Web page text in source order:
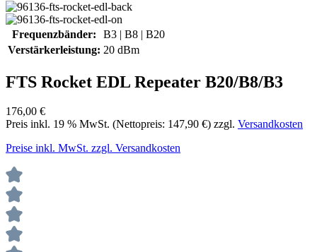
Frequenzbänder:
B3 | B8 | B20
Verstärkerleistung: 20 dBm
FTS Rocket EDL Repeater B20/B8/B3
176,00 €
Preis inkl. 19 % MwSt. (Nettopreis: 147,90 €) zzgl. Versandkosten
Preise inkl. MwSt. zzgl. Versandkosten